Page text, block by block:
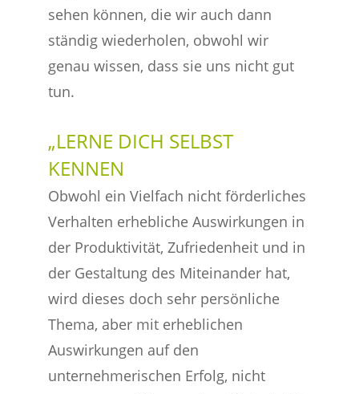
sehen können, die wir auch dann
ständig wiederholen, obwohl wir
genau wissen, dass sie uns nicht gut
tun.
„LERNE DICH SELBST
KENNEN
Obwohl ein Vielfach nicht förderliches
Verhalten erhebliche Auswirkungen in
der Produktivität, Zufriedenheit und in
der Gestaltung des Miteinander hat,
wird dieses doch sehr persönliche
Thema, aber mit erheblichen
Auswirkungen auf den
unternehmerischen Erfolg, nicht